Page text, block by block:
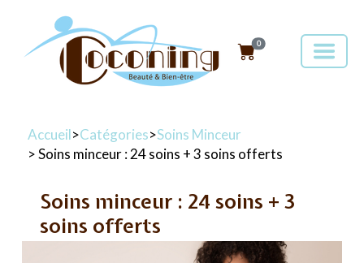
0
Accueil>Catégories>Soins Minceur
> Soins minceur : 24 soins + 3 soins offerts
Soins minceur : 24 soins + 3
soins offerts